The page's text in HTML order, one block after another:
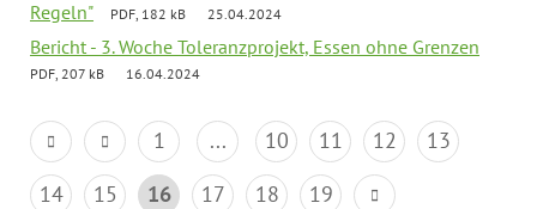
Regeln"
PDF, 182 kB 25.04.2024
Bericht - 3. Woche Toleranzprojekt, Essen ohne Grenzen
PDF, 207 kB 16.04.2024
1 ... 10 11 12
13
14
15 16 17 18 19